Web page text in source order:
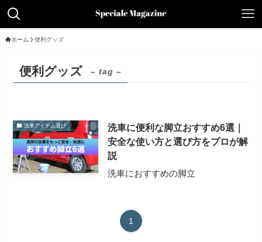
ホーム 便利グッズ
便利グッズ – tag –
洗車アイテム選び
洗車に便利な脚立おすすめ6選｜
安全な使い方と選び方をプロが解
説
洗車におすすめの脚立
1